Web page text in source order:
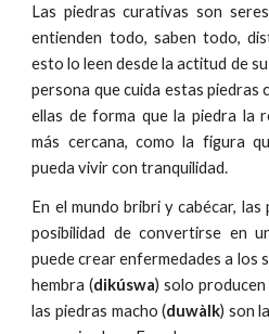
Las piedras curativas son
entienden todo, saben todo,
esto lo leen desde la actitud de
persona que cuida estas
ellas de forma que la piedra la
más cercana, como la figura
pueda vivir con tranquilidad.
En el mundo bribri y cabécar,
posibilidad de convertirse en
puede crear enfermedades a los
hembra (dikúswa) solo
las piedras macho (duwàlk) son